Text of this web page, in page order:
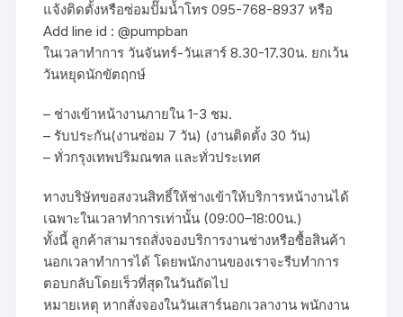
แจ้งติดตั้งหรือซ่อมปั๊มน้ำโทร 095-768-8937 หรือ
Add line id : @pumpban
ในเวลาทำการ วันจันทร์-วันเสาร์ 8.30-17.30น. ยกเว้น
วันหยุดนักขัตฤกษ์
– ช่างเข้าหน้างานภายใน 1-3 ชม.
– รับประกัน(งานซ่อม 7 วัน) (งานติดตั้ง 30 วัน)
– ทั่วกรุงเทพปริมณฑล และทั่วประเทศ
ทางบริษัทขอสงวนสิทธิ์ให้ช่างเข้าให้บริการหน้างานได้
เฉพาะในเวลาทำการเท่านั้น (09:00–18:00น.)
ทั้งนี้ ลูกค้าสามารถสั่งจองบริการงานช่างหรือซื้อสินค้า
นอกเวลาทำการได้ โดยพนักงานของเราจะรีบทำการ
ตอบกลับโดยเร็วที่สุดในวันถัดไป
หมายเหตุ หากสั่งจองในวันเสาร์นอกเวลางาน พนักงาน